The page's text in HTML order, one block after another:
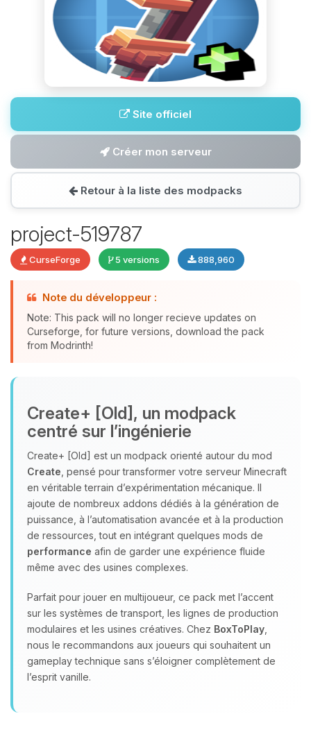
Site officiel
Créer mon serveur
Retour à la liste des modpacks
project-519787
CurseForge 5 versions 888,960
Note du développeur :
Note: This pack will no longer recieve updates on
Curseforge, for future versions, download the pack
from Modrinth!
Create+ [Old], un modpack
centré sur l’ingénierie
Create+ [Old] est un modpack orienté autour du mod
Create , pensé pour transformer votre serveur Minecraft
en véritable terrain d’expérimentation mécanique. Il
ajoute de nombreux addons dédiés à la génération de
puissance, à l’automatisation avancée et à la production
de ressources, tout en intégrant quelques mods de
performance afin de garder une expérience fluide
même avec des usines complexes.
Parfait pour jouer en multijoueur, ce pack met l’accent
sur les systèmes de transport, les lignes de production
modulaires et les usines créatives. Chez BoxToPlay
nous le recommandons aux joueurs qui souhaitent un
gameplay technique sans s’éloigner complètement de
l’esprit vanille.
Youpi, enfin quelqu’un pour me
assistant BoxToPlay. Dis-moi ce dont
tu as besoin et je vais remuer mes
petits circuits pour t’aider.